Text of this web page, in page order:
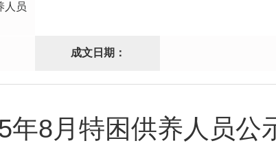
人员
成文日期：
年8月特困供养人员公